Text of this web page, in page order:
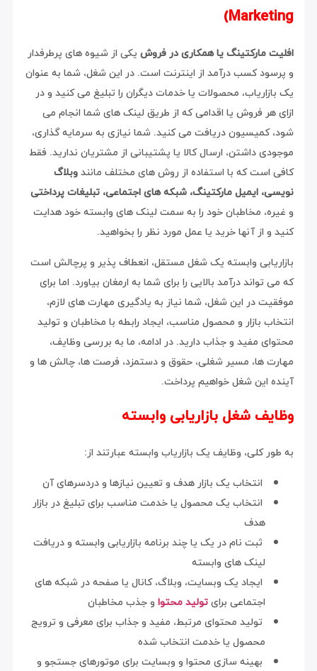
Marketing)
افلیت مارکتینگ یا همکاری در فروش یکی از شیوه های پرطرفدار
و پرسود کسب درآمد از اینترنت است. در این شغل، شما به عنوان
یک بازاریاب، محصولات یا خدمات دیگران را تبلیغ می کنید و در
ازای هر فروش یا اقدامی که از طریق لینک های شما انجام می
شود، کمیسیون دریافت می کنید. شما نیازی به سرمایه گذاری،
موجودی داشتن، ارسال کالا یا پشتیبانی از مشتریان ندارید. فقط
کافی است که با استفاده از روش های مختلف مانندوبلاگ
نویسی، ایمیل مارکتینگ، شبکه های اجتماعی، تبلیغات پرداختی
و غیره، مخاطبان خود را به سمت لینک های وابسته خود هدایت
کنید و از آنها خرید یا عمل مورد نظر را بخواهید.
بازاریابی وابسته یک شغل مستقل، انعطاف پذیر و پرچالش است
که می تواند درآمد بالایی را برای شما به ارمغان بیاورد. اما برای
موفقیت در این شغل، شما نیاز به یادگیری مهارت های لازم،
انتخاب بازار و محصول مناسب، ایجاد رابطه با مخاطبان و تولید
محتوای مفید و جذاب دارید. در ادامه، ما به بررسی وظایف،
مهارت ها، مسیر شغلی، حقوق و دستمزد، فرصت ها، چالش ها و
آینده این شغل خواهیم پرداخت.
وظایف شغل بازاریابی وابسته
به طور کلی، وظایف یک بازاریاب وابسته عبارتند از:
انتخاب یک بازار هدف و تعیین نیازها و دردسرهای آن
انتخاب یک محصول یا خدمت مناسب برای تبلیغ در بازار
هدف
ثبت نام در یک یا چند برنامه بازاریابی وابسته و دریافت
لینک های وابسته
ایجاد یک وبسایت، وبلاگ، کانال یا صفحه در شبکه های
اجتماعی برایتولید محتوا و جذب مخاطبان
تولید محتوای مرتبط، مفید و جذاب برای معرفی و ترویج
محصول یا خدمت انتخاب شده
بهینه سازی محتوا و وبسایت برای موتورهای جستجو و